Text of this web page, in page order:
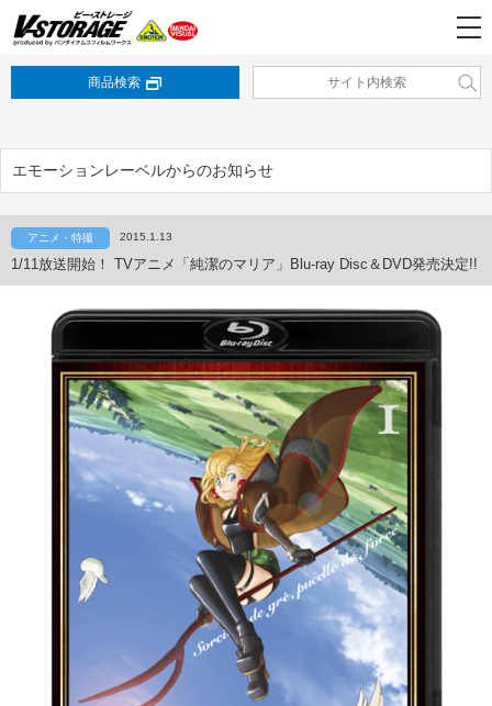
商品検索
エモーションレーベルからのお知らせ
アニメ・特撮 2015.1.13
1/11放送開始！ TVアニメ「純潔のマリア」Blu-ray Disc＆DVD発売決定!!